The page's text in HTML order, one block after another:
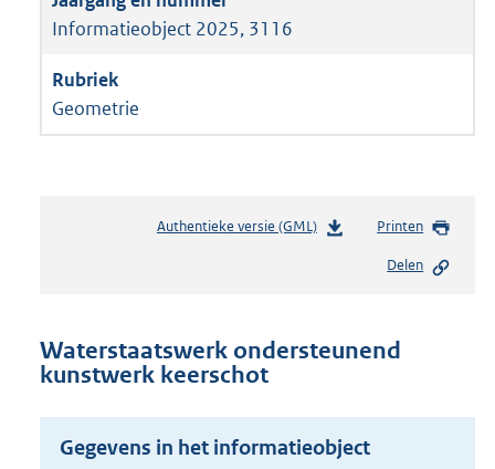
Informatieobject 2025, 3116
Geometrie
Authentieke versie (GML)b
n
o
Printen
Delen
Waterstaatswerk ondersteunend
kunstwerk keerschot
Gegevens in het informatieobject